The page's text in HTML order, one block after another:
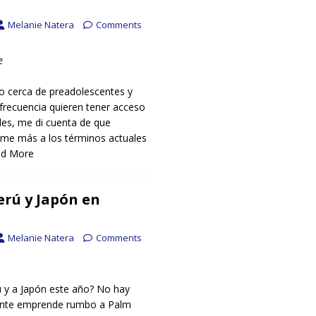
Melanie Natera Comments
cerca de preadolescentes y
quieren tener acceso
me di cuenta de que
más a los términos actuales
More
y Japón en
Melanie Natera Comments
a Japón este año? No hay
emprende rumbo a Palm